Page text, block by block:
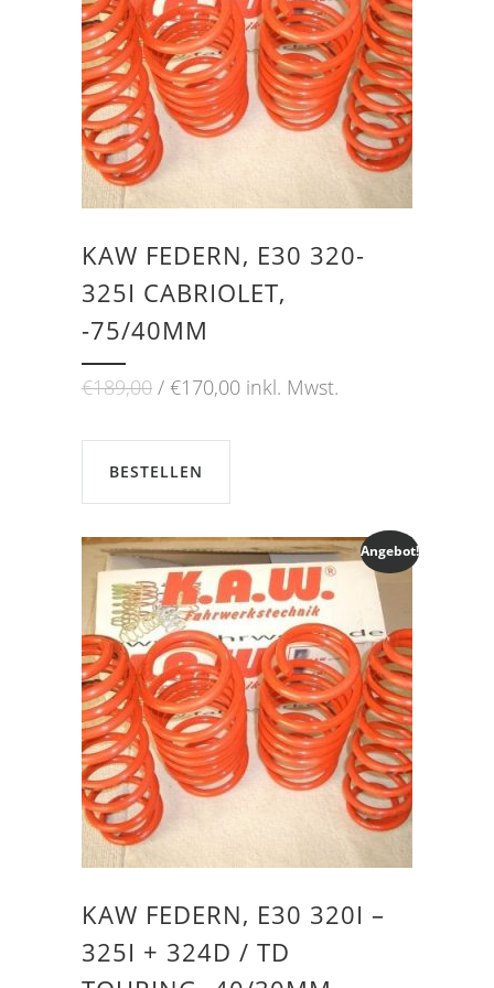
KAW FEDERN, E30 320-
325I CABRIOLET,
-75/40MM
€189,00Ursprünglicher
€189,00
€170,00Aktueller
inkl. Mwst.
BESTELLEN
Angebot!
KAW FEDERN, E30 320I –
325I + 324D / TD